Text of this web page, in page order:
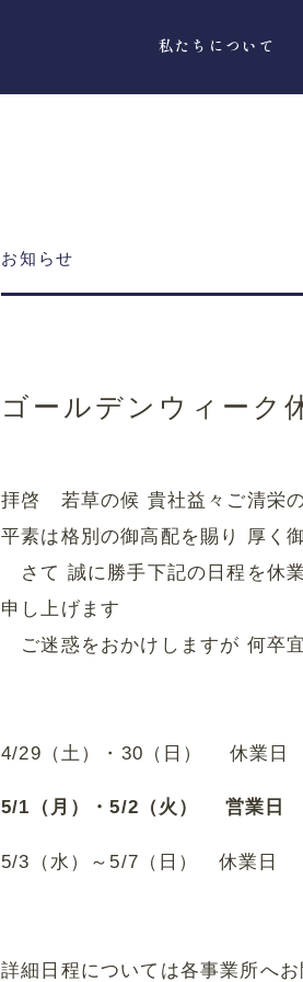
私たちについて
お知らせ
ゴールデンウィーク
拝啓 若草の候 貴社益々ご清栄
平素は格別の御高配を賜り 厚く
さて 誠に勝手下記の日程を休
申し上げます
ご迷惑をおかけしますが 何卒
4/29（土）・30（日） 休業日
5/1（月）・5/2（火） 営業日
5/3（水）～5/7（日） 休業日
詳細日程については各事業所へお